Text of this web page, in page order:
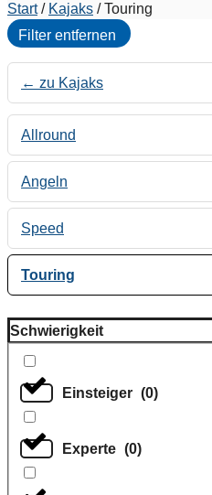
Start/ Kajaks / Touring
Filter entfernen
← zu Kajaks
Allround
Angeln
Speed
Touring
Schwierigkeit
Einsteiger (0)
Experte (0)